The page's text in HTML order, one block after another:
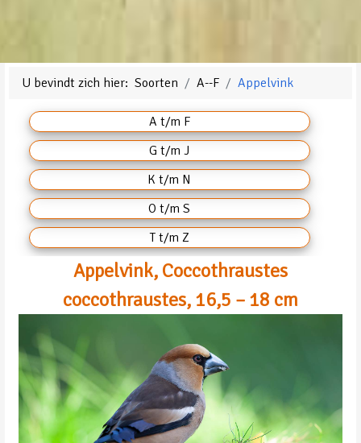
U bevindt zich hier:Soorten A--F Appelvink
A t/m F
G t/m J
K t/m N
O t/m S
T t/m Z
Appelvink, Coccothraustes
coccothraustes, 16,5 – 18 cm